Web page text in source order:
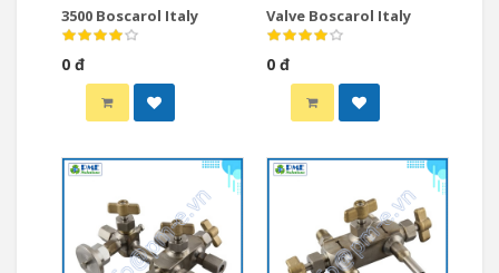
3500 Boscarol Italy
0 đ
Valve Boscarol Italy
0 đ